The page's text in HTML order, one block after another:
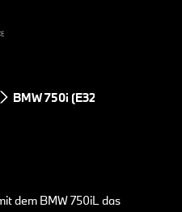
BMW 750i (E32)
dem BMW 750iL das